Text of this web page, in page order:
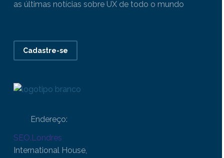
as últimas notícias sobre UX de todo o mundo
Cadastre-se
Endereço:
SEO.Londres
International House,